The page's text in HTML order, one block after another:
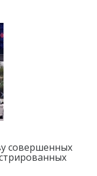
совершенных